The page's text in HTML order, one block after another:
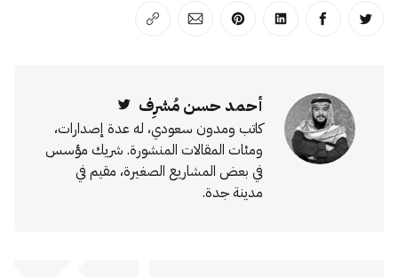
انشر على تويترانشر على الفيسبوك
انشر على لينكد إن
انشر على بينترست
انشر على الإيميل
انسخ الرابط
أحمد حسن مُشرِف
كاتب ومدون سعودي، له عدة إصدارات،
ومئات المقالات المنشورة. شريك مؤسس
في بعض المشاريع الصغيرة، مقيم في
مدينة جدة.